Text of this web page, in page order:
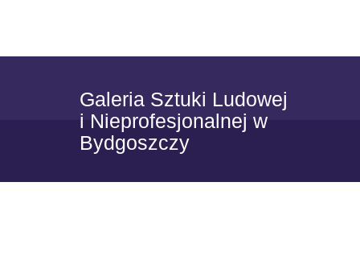
Galeria Sztuki Ludowej
i Nieprofesjonalnej w
Bydgoszczy